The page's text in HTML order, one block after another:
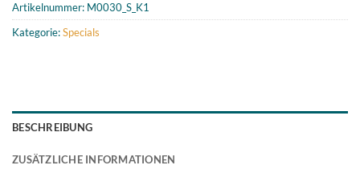
Artikelnummer: M0030_S_K1
Kategorie:Specials
BESCHREIBUNG
ZUSÄTZLICHE INFORMATIONEN